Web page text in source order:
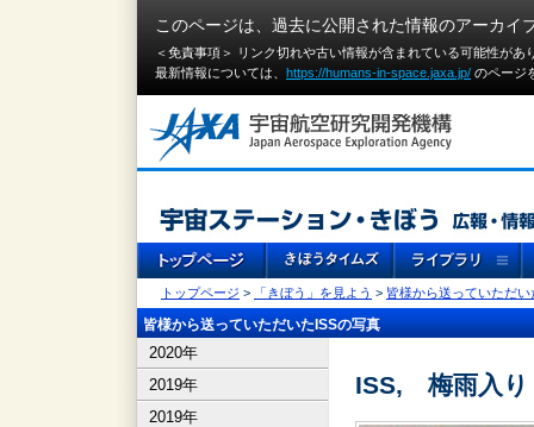
このページは、過去に公開された情報のアーカイ
＜免責事項＞ リンク切れや古い情報が含まれている可能性が
最新情報については、 https://humans-in-space.jaxa.jp/ のページ
トップページ > 「きぼう」を見よう > 皆様から送っていただい
皆様から送っていただいたISSの写真
2020年
2019年
2019年
ISS, 梅雨入り